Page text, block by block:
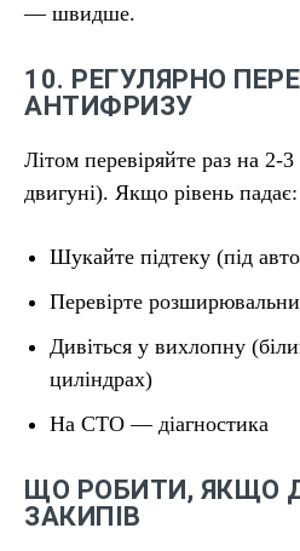
— швидше.
10. РЕГУЛЯРНО
АНТИФРИЗУ
Літом перевіряйте раз на 2-
двигуні). Якщо рівень падає:
Шукайте підтеку (під
Перевірте
Дивіться у вихлопну
циліндрах)
На СТО — діагностика
ЩО РОБИТИ, ЯКЩО
ЗАКИПІВ